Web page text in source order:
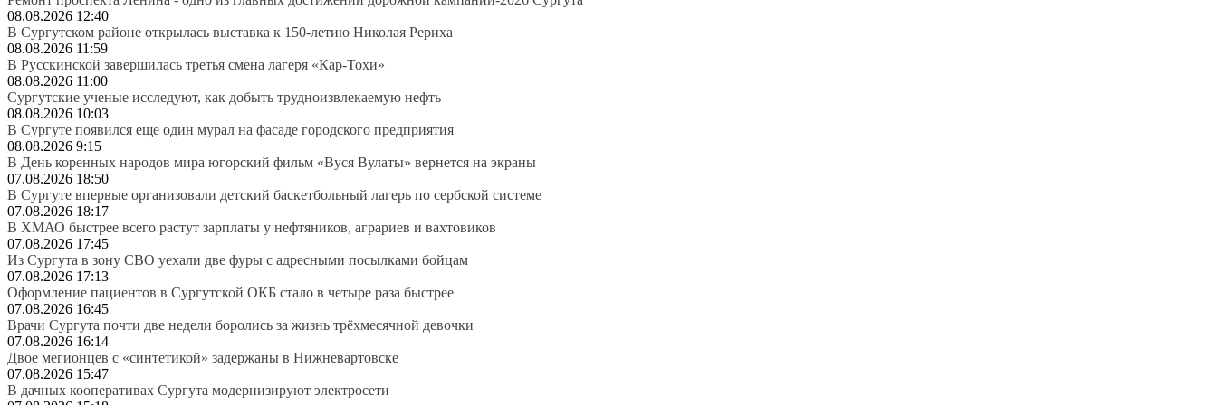
08.08.2026 12:40
В Сургутском районе открылась выставка к 150-летию Николая Рериха
08.08.2026 11:59
В Русскинской завершилась третья смена лагеря «Кар-Тохи»
08.08.2026 11:00
Сургутские ученые исследуют, как добыть трудноизвлекаемую нефть
08.08.2026 10:03
В Сургуте появился еще один мурал на фасаде городского предприятия
08.08.2026 9:15
В День коренных народов мира югорский фильм «Вуся Вулаты» вернется на экраны
07.08.2026 18:50
В Сургуте впервые организовали детский баскетбольный лагерь по сербской системе
07.08.2026 18:17
В ХМАО быстрее всего растут зарплаты у нефтяников, аграриев и вахтовиков
07.08.2026 17:45
Из Сургута в зону СВО уехали две фуры с адресными посылками бойцам
07.08.2026 17:13
Оформление пациентов в Сургутской ОКБ стало в четыре раза быстрее
07.08.2026 16:45
Врачи Сургута почти две недели боролись за жизнь трёхмесячной девочки
07.08.2026 16:14
Двое мегионцев с «синтетикой» задержаны в Нижневартовске
07.08.2026 15:47
В дачных кооперативах Сургута модернизируют электросети